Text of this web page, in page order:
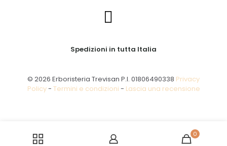
Spedizioni in tutta Italia
© 2026 Erboristeria Trevisan P.I. 01806490338 Privacy
Policy- Termini e condizioni - Lascia una recensione
0